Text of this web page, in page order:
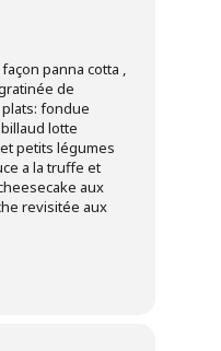
panna cotta ,
de
fondue
lotte
petits légumes
a la truffe et
aux
revisitée aux